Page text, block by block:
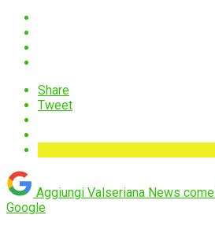
Share
Tweet
Aggiungi Valseriana News come
Google